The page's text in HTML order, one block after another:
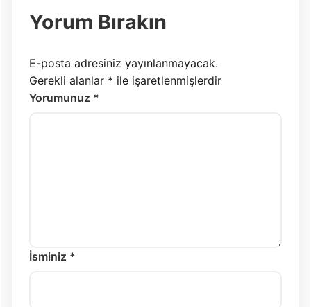
Yorum Bırakın
E-posta adresiniz yayınlanmayacak.
Gerekli alanlar * ile işaretlenmişlerdir
Yorumunuz *
İsminiz *